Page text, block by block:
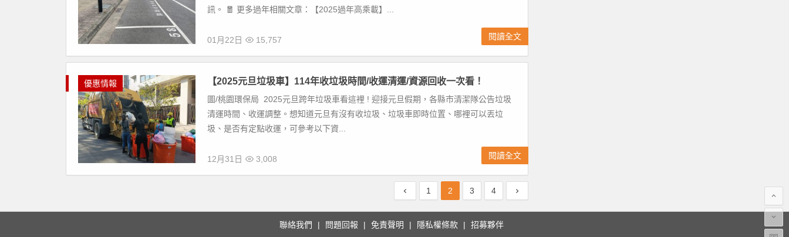
訊。 🧧 更多過年相關文章：【2025過年高乘載】...
01月22日 15,757 閱讀全文
優惠情報 【2025元旦垃圾車】114年收垃圾時間/收運清運/資源回收一次看！
圖/桃園環保局 2025元旦跨年垃圾車看這裡 ! 迎接元旦假期，各縣市清潔隊公告垃圾
清運時間、收運調整。想知道元旦有沒有收垃圾、垃圾車即時位置、哪裡可以丟垃
圾、是否有定點收運，可參考以下資...
12月31日 3,008 閱讀全文
1 2 3 4
聯絡我們 問題回報 免責聲明 隱私權條款 招募夥伴